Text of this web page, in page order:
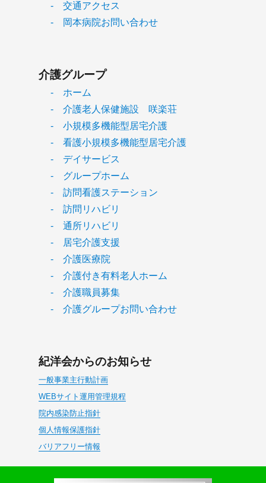
- 交通アクセス
- 岡本病院お問い合わせ
介護グループ
- ホーム
- 介護老人保健施設 咲楽荘
- 小規模多機能型居宅介護
- 看護小規模多機能型居宅介護
- デイサービス
- グループホーム
- 訪問看護ステーション
- 訪問リハビリ
- 通所リハビリ
- 居宅介護支援
- 介護医療院
- 介護付き有料老人ホーム
- 介護職員募集
- 介護グループお問い合わせ
紀洋会からのお知らせ
一般事業主行動計画
WEBサイト運用管理規程
院内感染防止指針
個人情報保護指針
バリアフリー情報